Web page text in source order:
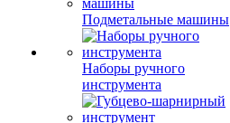
Подметальные машины
Наборы ручного
инструмента